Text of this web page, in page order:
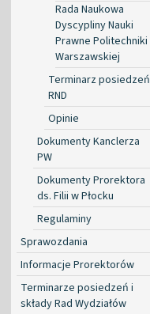
Rada Naukowa
Dyscypliny Nauki
Prawne Politechniki
Warszawskiej
Terminarz posiedzeń
RND
Opinie
Dokumenty Kanclerza
PW
Dokumenty Prorektora
ds. Filii w Płocku
Regulaminy
Sprawozdania
Informacje Prorektorów
Terminarze posiedzeń i
składy Rad Wydziałów